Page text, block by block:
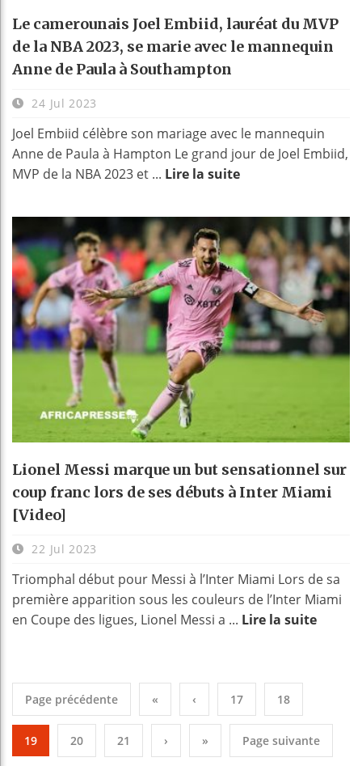
Le camerounais Joel Embiid, lauréat du MVP
de la NBA 2023, se marie avec le mannequin
Anne de Paula à Southampton
24 Jul 2023
Joel Embiid célèbre son mariage avec le mannequin
Anne de Paula à Hampton Le grand jour de Joel Embiid,
MVP de la NBA 2023 et ... Lire la suite
Lionel Messi marque un but sensationnel sur
coup franc lors de ses débuts à Inter Miami
[Video]
22 Jul 2023
Triomphal début pour Messi à l’Inter Miami Lors de sa
première apparition sous les couleurs de l’Inter Miami
en Coupe des ligues, Lionel Messi a ... Lire la suite
Page précédente « ‹ 17 18
19 20 21 › » Page suivante